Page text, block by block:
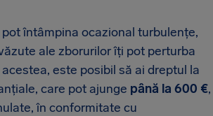
întâmpina ocazional turbulențe,
ale zborurilor îți pot perturba
este posibil să ai dreptul la
care pot ajunge până la 600 €,
în conformitate cu